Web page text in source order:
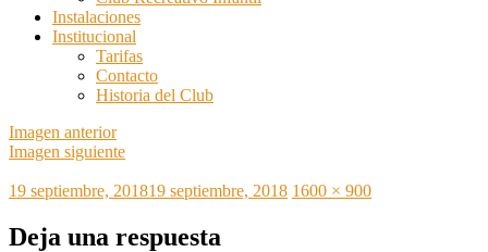
Instalaciones
Institucional
Tarifas
Contacto
Historia del Club
Imagen anterior
Imagen siguiente
Publicado
19 septiembre, 201819 septiembre, 2018 Tamaño
1600 × 900
Deja una respuesta